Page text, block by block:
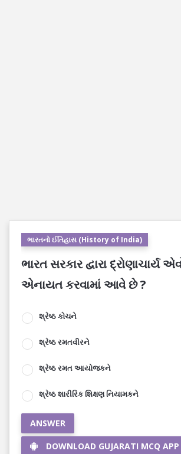
ભારતનો ઈતિહાસ (History of India)
ભારત સરકાર દ્વારા દ્રોણાચાર્ય
એનાયત કરવામાં આવે છે ?
શ્રેષ્ઠ કોચને
શ્રેષ્ઠ રમતવીરને
શ્રેષ્ઠ રમત આયોજકને
શ્રેષ્ઠ શારીરિક શિક્ષણ નિયામકને
ANSWER
DOWNLOAD GUJARATI MCQ APP